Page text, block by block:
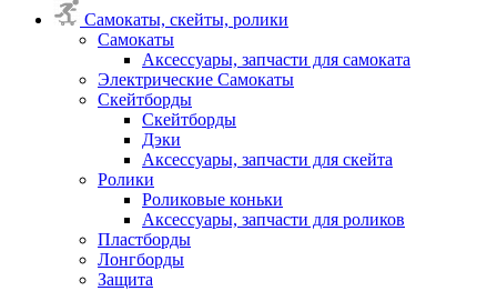
Самокаты, скейты, ролики
Самокаты
Аксессуары, запчасти для самоката
Электрические Самокаты
Скейтборды
Скейтборды
Дэки
Аксессуары, запчасти для скейта
Ролики
Роликовые коньки
Аксессуары, запчасти для роликов
Пластборды
Лонгборды
Защита